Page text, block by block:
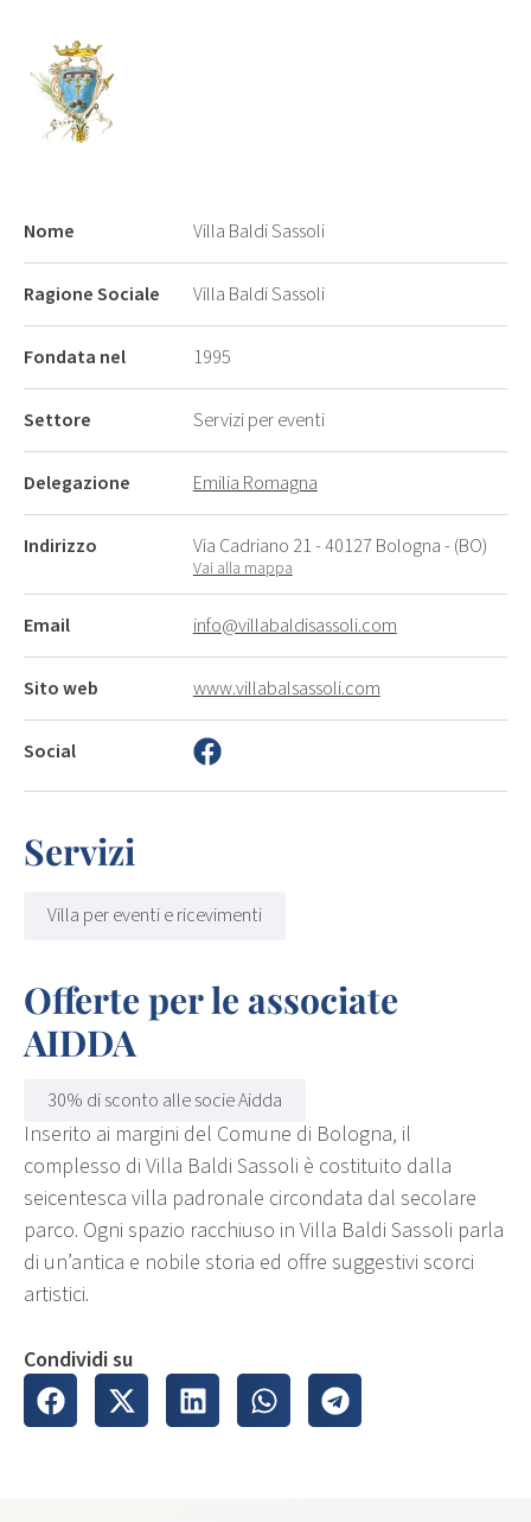
Nome Villa Baldi Sassoli
Ragione Sociale Villa Baldi Sassoli
Fondata nel 1995
Settore Servizi per eventi
Delegazione Emilia Romagna
Indirizzo Via Cadriano 21 - 40127 Bologna - (BO)
Vai alla mappa
Email info@villabaldisassoli.com
Sito web www.villabalsassoli.com
Social
Servizi
Villa per eventi e ricevimenti
Offerte per le associate
AIDDA
30% di sconto alle socie Aidda
Inserito ai margini del Comune di Bologna, il
complesso di Villa Baldi Sassoli è costituito dalla
seicentesca villa padronale circondata dal secolare
parco. Ogni spazio racchiuso in Villa Baldi Sassoli parla
di un’antica e nobile storia ed offre suggestivi scorci
artistici.
Condividi su